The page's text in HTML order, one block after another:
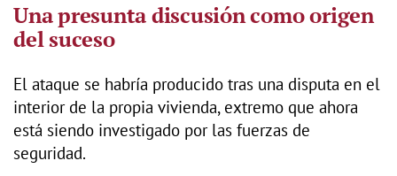
Una presunta discusión como origen
del suceso
El ataque se habría producido tras una disputa en el
interior de la propia vivienda, extremo que ahora
está siendo investigado por las fuerzas de
seguridad.